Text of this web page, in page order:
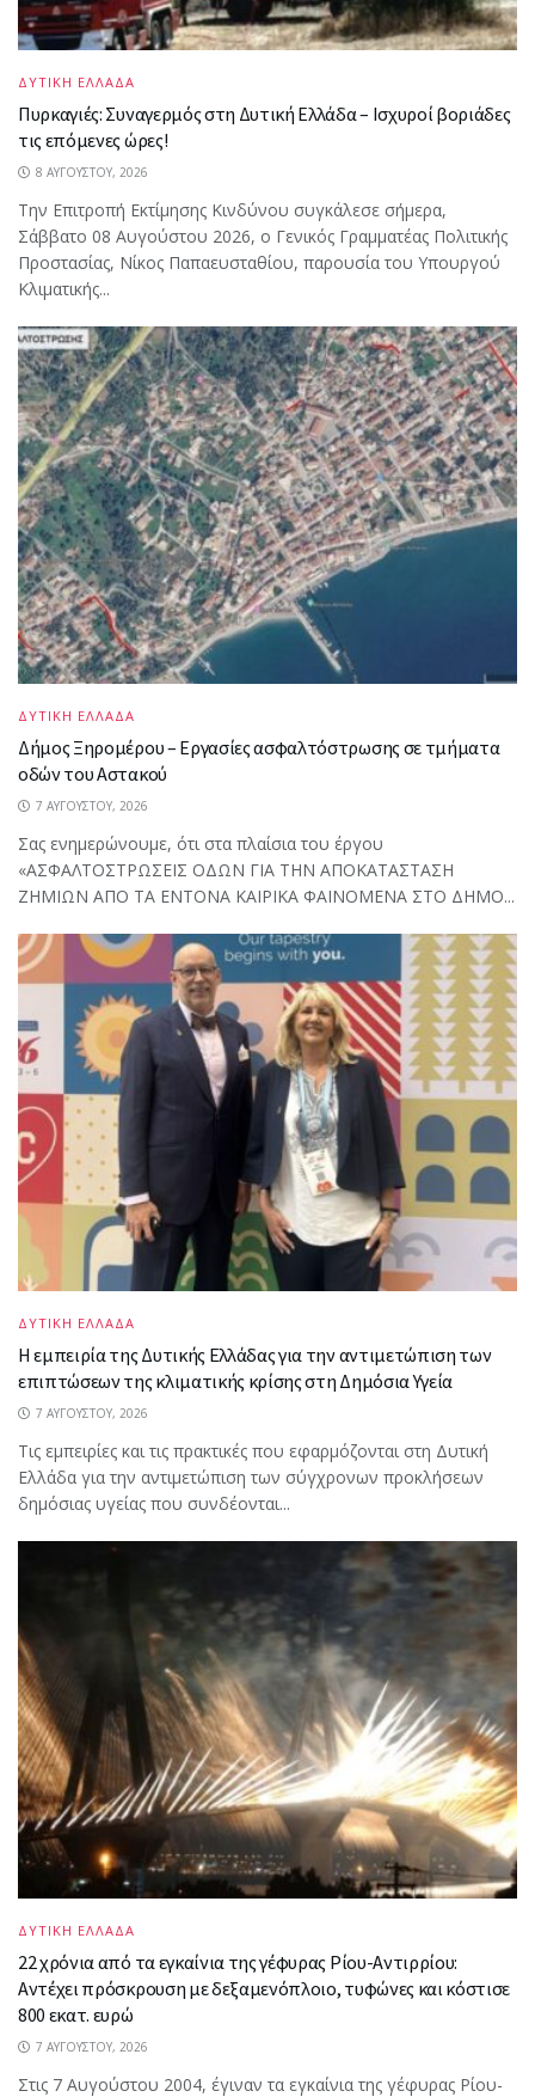
ΔΥΤΙΚΗ ΕΛΛΑΔΑ
Πυρκαγιές: Συναγερμός στη Δυτική Ελλάδα – Ισχυροί βοριάδες
τις επόμενες ώρες!
8 ΑΥΓΟΎΣΤΟΥ, 2026
Την Επιτροπή Εκτίμησης Κινδύνου συγκάλεσε σήμερα,
Σάββατο 08 Αυγούστου 2026, ο Γενικός Γραμματέας Πολιτικής
Προστασίας, Νίκος Παπαευσταθίου, παρουσία του Υπουργού
Κλιματικής...
ΔΥΤΙΚΗ ΕΛΛΑΔΑ
Δήμος Ξηρομέρου – Εργασίες ασφαλτόστρωσης σε τμήματα
οδών του Αστακού
7 ΑΥΓΟΎΣΤΟΥ, 2026
Σας ενημερώνουμε, ότι στα πλαίσια του έργου
«ΑΣΦΑΛΤΟΣΤΡΩΣΕΙΣ ΟΔΩΝ ΓΙΑ ΤΗΝ ΑΠΟΚΑΤΑΣΤΑΣΗ
ΖΗΜΙΩΝ ΑΠΟ ΤΑ ΕΝΤΟΝΑ ΚΑΙΡΙΚΑ ΦΑΙΝΟΜΕΝΑ ΣΤΟ ΔΗΜΟ...
ΔΥΤΙΚΗ ΕΛΛΑΔΑ
Η εμπειρία της Δυτικής Ελλάδας για την αντιμετώπιση των
επιπτώσεων της κλιματικής κρίσης στη Δημόσια Υγεία
7 ΑΥΓΟΎΣΤΟΥ, 2026
Τις εμπειρίες και τις πρακτικές που εφαρμόζονται στη Δυτική
Ελλάδα για την αντιμετώπιση των σύγχρονων προκλήσεων
δημόσιας υγείας που συνδέονται...
ΔΥΤΙΚΗ ΕΛΛΑΔΑ
22 χρόνια από τα εγκαίνια της γέφυρας Ρίου-Αντιρρίου:
Αντέχει πρόσκρουση με δεξαμενόπλοιο, τυφώνες και κόστισε
800 εκατ. ευρώ
7 ΑΥΓΟΎΣΤΟΥ, 2026
Στις 7 Αυγούστου 2004, έγιναν τα εγκαίνια της γέφυρας Ρίου-